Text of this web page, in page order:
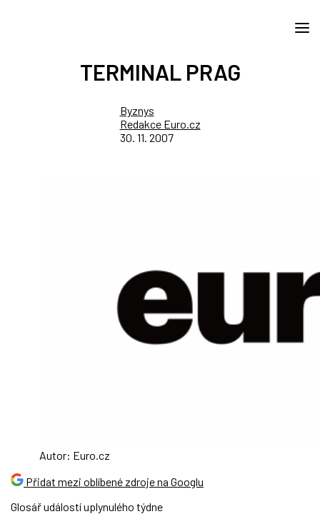
TERMINAL PRAG
Byznys
Redakce Euro.cz
30. 11. 2007
Autor: Euro.cz
Přidat mezi oblíbené zdroje na Googlu
Glosář událostí uplynulého týdne